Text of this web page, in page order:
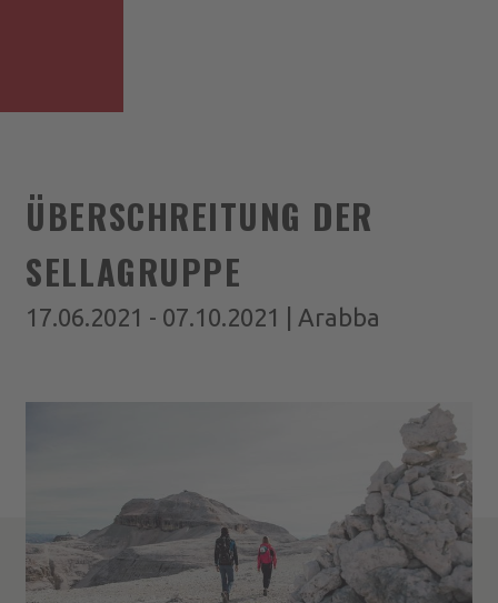
ÜBERSCHREITUNG DER
SELLAGRUPPE
17.06.2021 - 07.10.2021 | Arabba